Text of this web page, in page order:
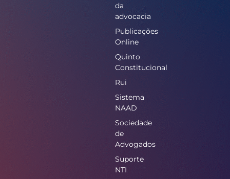
da
advocacia
Publicações
Online
Quinto
Constitucional
Rui
Sistema
NAAD
Sociedade
de
Advogados
Suporte
NTI